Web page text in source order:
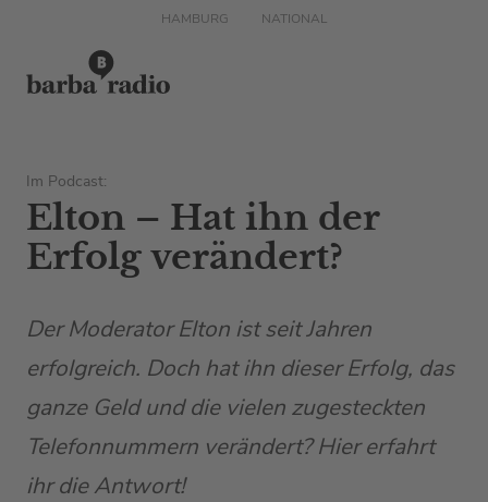
HAMBURG NATIONAL
Im Podcast:
Elton – Hat ihn der
Erfolg verändert?
Der Moderator Elton ist seit Jahren
erfolgreich. Doch hat ihn dieser Erfolg, das
ganze Geld und die vielen zugesteckten
Telefonnummern verändert? Hier erfahrt
ihr die Antwort!